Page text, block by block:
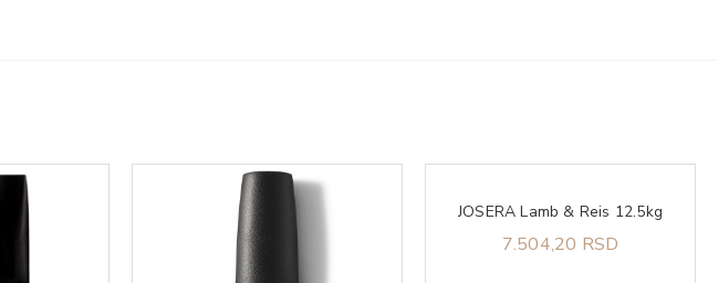
JOSERA Lamb & Reis 12.5kg
7.504,20 RSD